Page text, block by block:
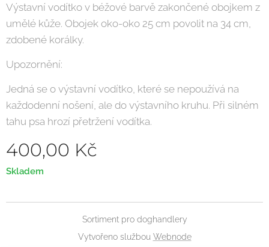
Výstavní vodítko v béžové barvě zakončené obojkem z
umělé kůže. Obojek oko-oko 25 cm povolit na 34 cm,
zdobené korálky.
Upozornění:
Jedná se o výstavní vodítko, které se nepoužívá na
každodenní nošení, ale do výstavního kruhu. Při silném
tahu psa hrozí přetržení vodítka.
400,00 Kč
Skladem
Sortiment pro doghandlery
Vytvořeno službou Webnode